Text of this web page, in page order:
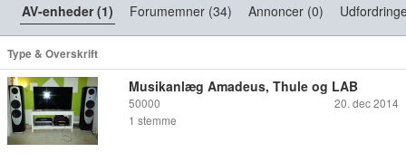
AV-enheder (1) Forumemner (34) Annoncer (0)
Type & Overskrift
Musikanlæg Amadeus, Thule og LAB
50000
20. dec 2014
1 stemme